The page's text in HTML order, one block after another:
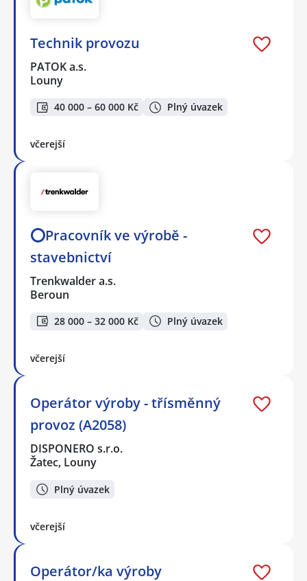
Technik provozu
PATOK a.s.
Louny
40 000 – 60 000 Kč Plný úvazek
včerejší
⭕Pracovník ve výrobě -
stavebnictví
Trenkwalder a.s.
Beroun
28 000 – 32 000 Kč Plný úvazek
včerejší
Operátor výroby - třísměnný
provoz (A2058)
DISPONERO s.r.o.
Žatec, Louny
Plný úvazek
včerejší
Operátor/ka výroby